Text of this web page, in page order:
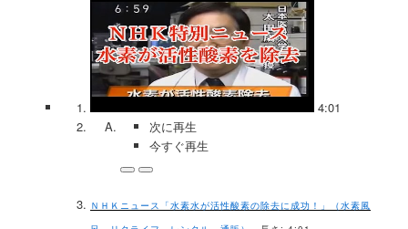
4:01
次に再生
今すぐ再生
ＮＨＫニュース「水素水が活性酸素の除去に成功！」（水素風